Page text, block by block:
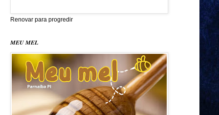
Renovar para progredir
MEU MEL